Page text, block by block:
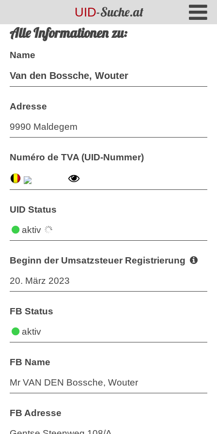
UID-Suche.at
Alle Informationen zu:
Name
Van den Bossche, Wouter
Adresse
9990 Maldegem
Numéro de TVA (UID-Nummer)
UID Status
aktiv
Beginn der Umsatzsteuer Registrierung
20. März 2023
FB Status
aktiv
FB Name
Mr VAN DEN Bossche, Wouter
FB Adresse